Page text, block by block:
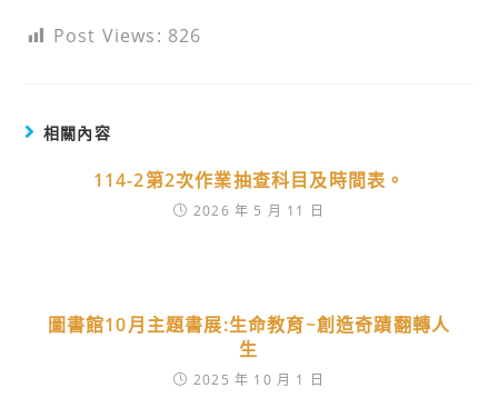
Post Views: 826
相關內容
114-2第2次作業抽查科目及時間表。
2026 年 5 月 11 日
圖書館10月主題書展:生命教育~創造奇蹟翻轉人
生
2025 年 10 月 1 日